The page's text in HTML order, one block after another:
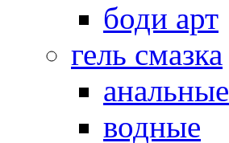
боди арт
гель смазка
анальные
водные